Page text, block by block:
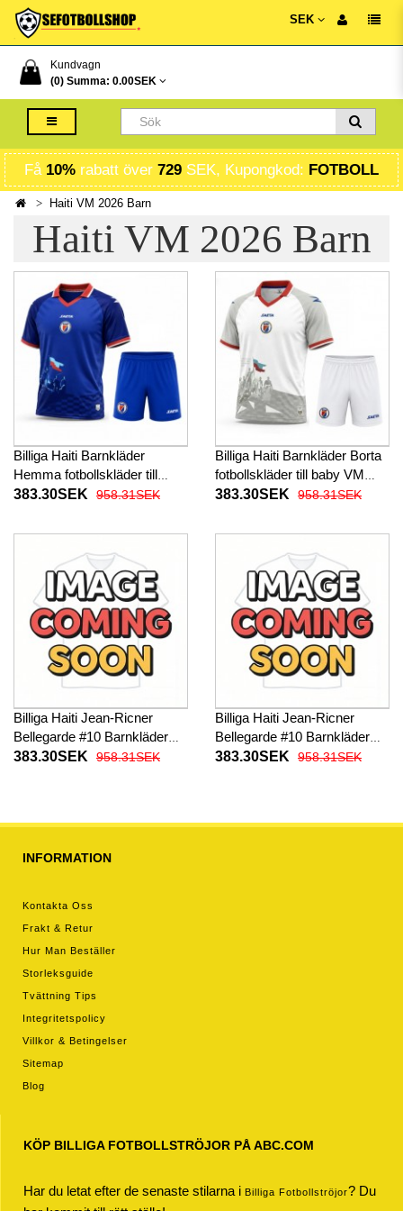
SEK
Kundvagn
(0) Summa: 0.00SEK
Få 10% rabatt över 729 SEK, Kupongkod: FOTBOLL
Haiti VM 2026 Barn
Haiti VM 2026 Barn
Billiga Haiti Barnkläder
Hemma fotbollskläder till
baby VM 2026 Kortärmad (+
383.30SEK 958.31SEK
Billiga Haiti Barnkläder Borta
fotbollskläder till baby VM
2026 Kortärmad (+ Korta
383.30SEK 958.31SEK
Billiga Haiti Jean-Ricner
Bellegarde #10 Barnkläder
Hemma fotbollskläder till
383.30SEK 958.31SEK
Billiga Haiti Jean-Ricner
Bellegarde #10 Barnkläder
Borta fotbollskläder till baby
383.30SEK 958.31SEK
INFORMATION
Kontakta Oss
Frakt & Retur
Hur Man Beställer
Storleksguide
Tvättning Tips
Integritetspolicy
Villkor & Betingelser
Sitemap
Blog
KÖP BILLIGA FOTBOLLSTRÖJOR PÅ ABC.COM
Har du letat efter de senaste stilarna i Billiga Fotbollströjor? Du